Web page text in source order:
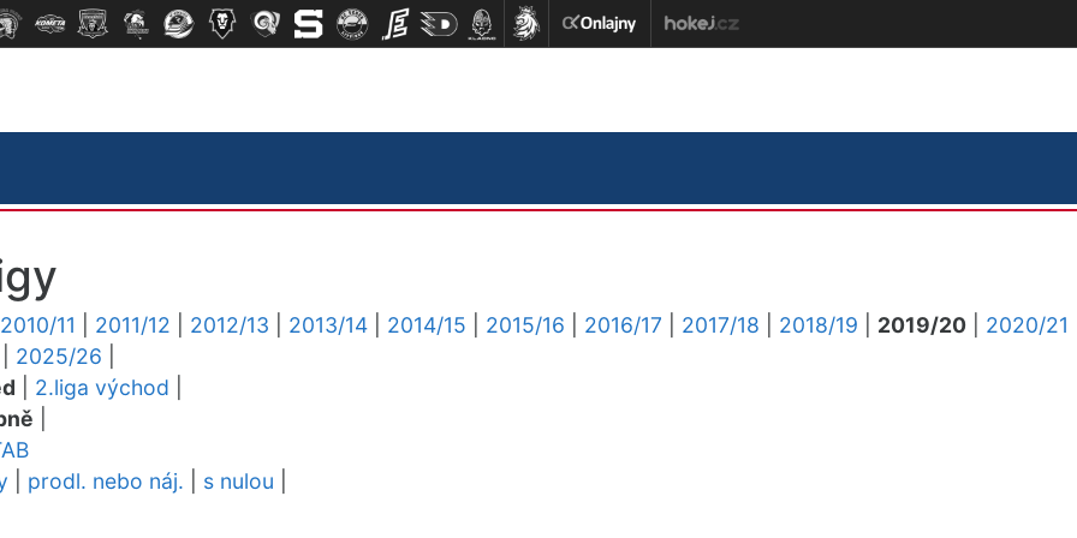
2010/11 2011/12 2012/13 2013/14 2014/15 2015/16 2016/17 2017/18 2018/19 2019/20
2020/21
2025/26
2.liga východ
prodl. nebo náj. s nulou